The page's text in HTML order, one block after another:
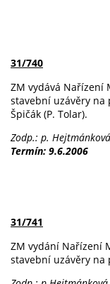
31/740
ZM vydává Nařízení
stavební uzávěry na
Špičák (P. Tolar).
Zodp.: p.
Termín: 9.6.2006
31/741
ZM vydání Nařízení
stavební uzávěry na